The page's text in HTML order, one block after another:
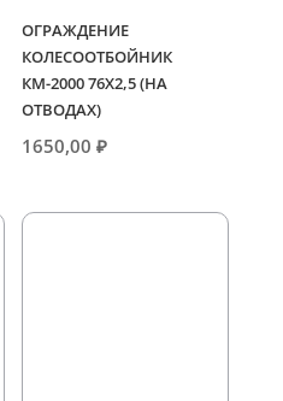
ОГРАЖДЕНИЕ
КОЛЕСООТБОЙНИК
КМ-2000 76Х2,5 (НА
ОТВОДАХ)
1650,00₽